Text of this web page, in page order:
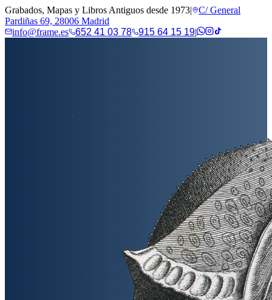
Grabados, Mapas y Libros Antiguos desde 1973|
C/ General
Pardiñas 69, 28006 Madrid
info@frame.es
652 41 03 78 915 64 15 19|